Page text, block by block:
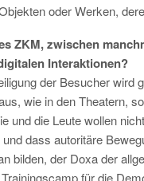
oder Werken,
ZKM, zwischen
Interaktionen?
der Besucher
wie in den Theatern,
und die Leute wollen
dass autoritäre
bilden, der Doxa der
für die